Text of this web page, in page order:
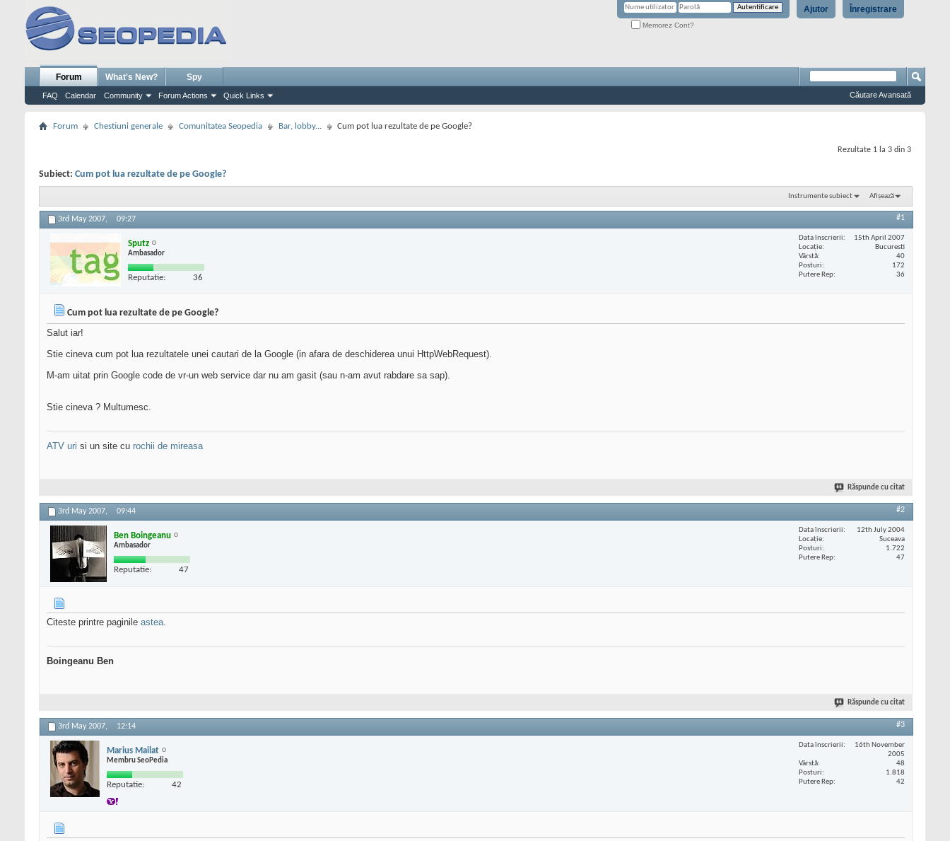
Înregistrare
Ajutor
Memorez Cont?
Forum
FAQ Calendar Community Forum Actions Quick Links
What's New? Spy
Căutare Avansată
Forum Chestiuni generale Comunitatea Seopedia Bar, lobby... Cum pot lua rezultate de pe Google?
Rezultate 1 la 3 din 3
Subiect: Cum pot lua rezultate de pe Google?
Instrumente subiect Afișează
3rd May 2007, 09:27 #1
Sputz
Ambasador
Reputatie: 36
Data înscrierii
15th April 2007
Locaţie
Bucuresti
Vârstă
40
Posturi
172
Putere Rep
36
Cum pot lua rezultate de pe Google?
Salut iar!
Stie cineva cum pot lua rezultatele unei cautari de la Google (in afara de deschiderea unui HttpWebRequest).
M-am uitat prin Google code de vr-un web service dar nu am gasit (sau n-am avut rabdare sa sap).
Stie cineva ? Multumesc.
ATV uri si un site cu rochii de mireasa
Răspunde cu citat
3rd May 2007, 09:44 #2
Ben Boingeanu
Ambasador
Reputatie: 47
Data înscrierii
12th July 2004
Locaţie
Suceava
Posturi
1.722
Putere Rep
47
Citeste printre paginile astea.
Boingeanu Ben
Răspunde cu citat
3rd May 2007, 12:14 #3
Marius Mailat
Membru SeoPedia
Reputatie: 42
Data înscrierii
16th November
2005
Vârstă
48
Posturi
1.818
Putere Rep
42